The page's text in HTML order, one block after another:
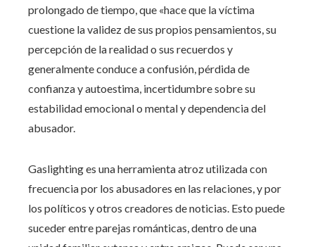
prolongado de tiempo, que «hace que la víctima
cuestione la validez de sus propios pensamientos, su
percepción de la realidad o sus recuerdos y
generalmente conduce a confusión, pérdida de
confianza y autoestima, incertidumbre sobre su
estabilidad emocional o mental y dependencia del
abusador.
Gaslighting es una herramienta atroz utilizada con
frecuencia por los abusadores en las relaciones, y por
los políticos y otros creadores de noticias. Esto puede
suceder entre parejas románticas, dentro de una